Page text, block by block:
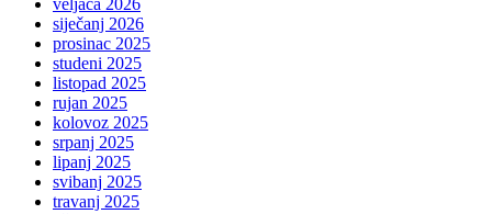
siječanj 2026
prosinac 2025
studeni 2025
listopad 2025
rujan 2025
kolovoz 2025
srpanj 2025
lipanj 2025
svibanj 2025
travanj 2025